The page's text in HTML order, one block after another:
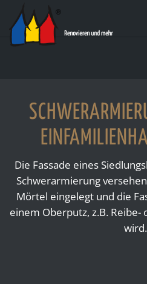
Die Fassade eines
Schwerarmierung
Mörtel eingelegt und die
einem Oberputz, z.B.
wird.